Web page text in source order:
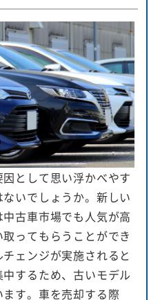
として思い浮かべやす
いでしょうか。新しい
古車市場でも人気が高
ってもらうことができ
ェンジが実施されると
するため、古いモデル
す。車を売却する際